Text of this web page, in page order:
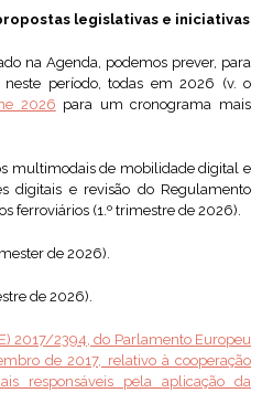
legislativas e iniciativas
na Agenda, podemos prever, para
neste período, todas em 2026 (v. o
2026 para um cronograma mais
multimodais de mobilidade digital e
digitais e revisão do Regulamento
ferroviários (1.º trimestre de 2026).
de 2026).
de 2026).
2017/2394, do Parlamento Europeu
de 2017, relativo à cooperação
responsáveis pela aplicação da